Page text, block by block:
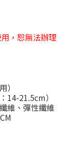
，恕無法辦理
）
14-21.5cm）
維、彈性纖維